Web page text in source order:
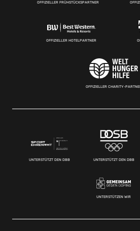
OFFIZIELLER FRÜHSTÜCKSPARTNER
OFFIZIELLER HOTELPARTNER
OFFIZIELLER CHARITY-
UNTERSTÜTZT DEN DBB UNTERSTÜTZT DEN DBB
UNTERSTÜTZEN WIR